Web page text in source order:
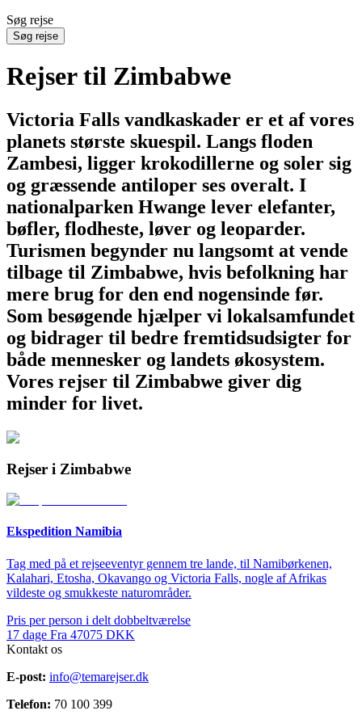
Søg rejse
Søg rejse
Rejser til Zimbabwe
Victoria Falls vandkaskader er et af vores
planets største skuespil. Langs floden
Zambesi, ligger krokodillerne og soler sig
og græssende antiloper ses overalt. I
nationalparken Hwange lever elefanter,
bøfler, flodheste, løver og leoparder.
Turismen begynder nu langsomt at vende
tilbage til Zimbabwe, hvis befolkning har
mere brug for den end nogensinde før.
Som besøgende hjælper vi lokalsamfundet
og bidrager til bedre fremtidsudsigter for
både mennesker og landets økosystem.
Vores rejser til Zimbabwe giver dig
minder for livet.
Rejser i Zimbabwe
Ekspedition Namibia
Tag med på et rejseeventyr gennem tre lande, til Namibørkenen,
Kalahari, Etosha, Okavango og Victoria Falls, nogle af Afrikas
vildeste og smukkeste naturområder.
Pris per person i delt dobbeltværelse
17 dage Fra 47075 DKK
Kontakt os
E-post: info@temarejser.dk
Telefon: 70 100 399